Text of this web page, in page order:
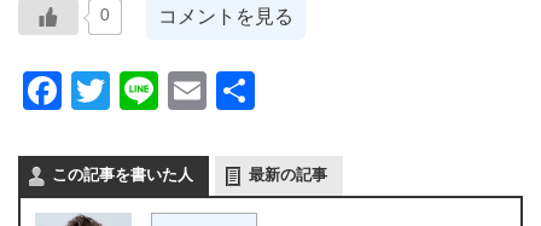
0 コメントを見る
Facebook
Twitter
LineEmail
この記事を書いた人 最新の記事